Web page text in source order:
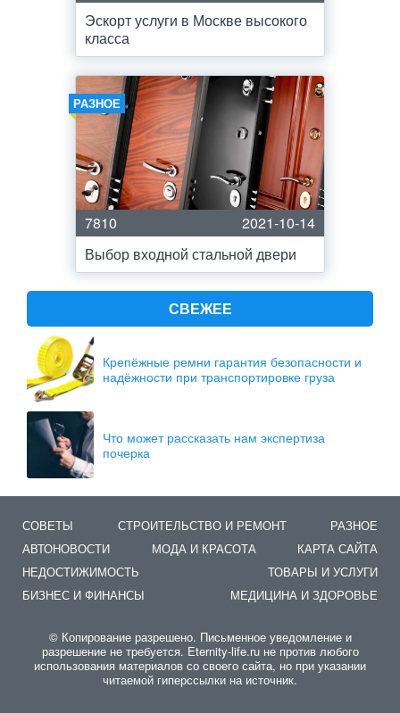
Эскорт услуги в Москве высокого
класса
РАЗНОЕ
7810
2021-10-14
Выбор входной стальной двери
СВЕЖЕЕ
Крепёжные ремни гарантия безопасности и
надёжности при транспортировке груза
Что может рассказать нам экспертиза
почерка
СОВЕТЫ СТРОИТЕЛЬСТВО И РЕМОНТ
РАЗНОЕ
АВТОНОВОСТИ
МОДА И КРАСОТА
КАРТА САЙТА
НЕДОСТИЖИМОСТЬ
ТОВАРЫ И УСЛУГИ
БИЗНЕС И ФИНАНСЫ
МЕДИЦИНА И ЗДОРОВЬЕ
© Копирование разрешено. Письменное уведомление и
разрешение не требуется. Eternity-life.ru не против любого
использования материалов со своего сайта, но при указании
читаемой гиперссылки на источник.